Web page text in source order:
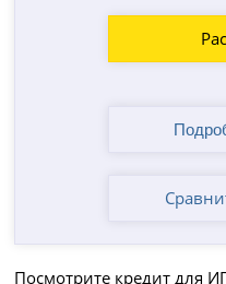
Посмотрите кредит для